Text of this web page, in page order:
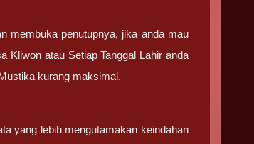
membuka penutupnya, jika anda mau
Kliwon atau Setiap Tanggal Lahir anda
kurang maksimal.
yang lebih mengutamakan keindahan